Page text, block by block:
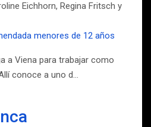
Eichhorn, Regina Fritsch y
menores de 12 años
a Viena para trabajar como
conoce a uno d…